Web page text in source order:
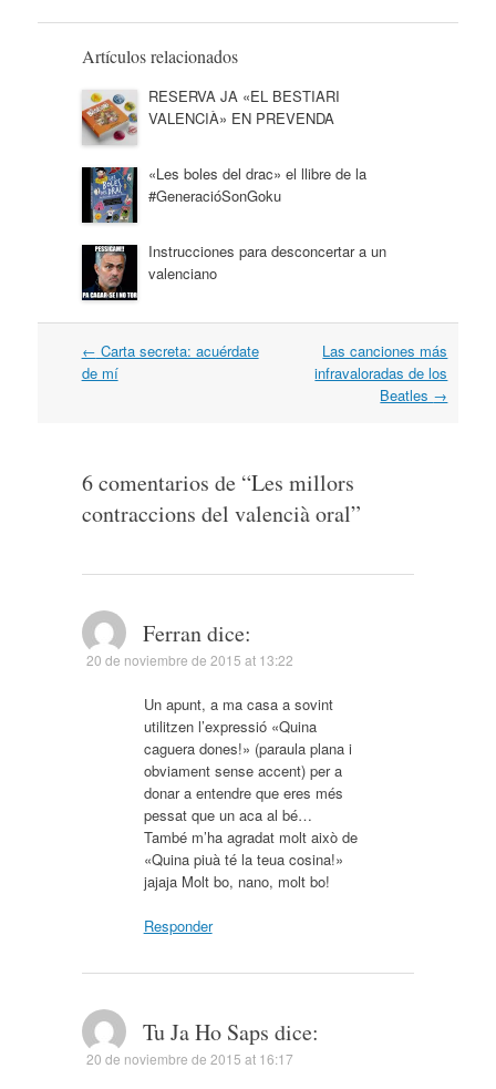
Artículos relacionados
RESERVA JA «EL BESTIARI
VALENCIÀ» EN PREVENDA
«Les boles del drac» el llibre de la
#GeneracióSonGoku
Instrucciones para desconcertar a un
valenciano
Navegación
por
← Carta secreta: acuérdate
de mí
Las canciones más
infravaloradas de los
Beatles →
6 comentarios de “Les millors
contraccions del valencià oral”
Ferran dice:
20 de noviembre de 2015 at 13:22
Un apunt, a ma casa a sovint
utilitzen l’expressió «Quina
caguera dones!» (paraula plana i
obviament sense accent) per a
donar a entendre que eres més
pessat que un aca al bé…
També m’ha agradat molt això de
«Quina piuà té la teua cosina!»
jajaja Molt bo, nano, molt bo!
Responder
Tu Ja Ho Saps dice:
20 de noviembre de 2015 at 16:17